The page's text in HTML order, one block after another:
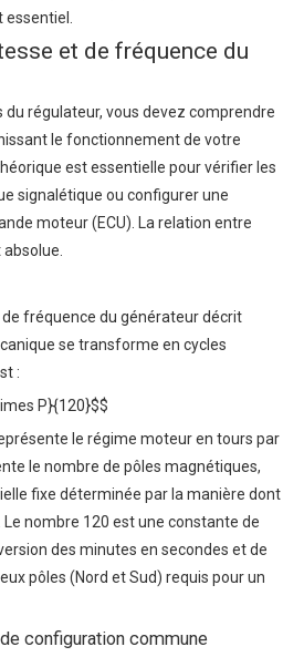
et de fréquence du
du régulateur, vous devez comprendre
le fonctionnement de votre
est essentielle pour vérifier les
signalétique ou configurer une
moteur (ECU). La relation entre
fréquence du générateurdécrit
se transforme en cycles
:
P}{120}$$
le régime moteur en tours par
le nombre de pôles magnétiques,
fixe déterminée par la manière dont
nombre 120 est une constante de
des minutes en secondes et de
pôles (Nord et Sud) requis pour un
configuration commune